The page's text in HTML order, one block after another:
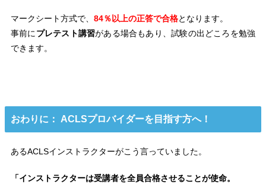
マークシート方式で、 84％以上の正答で合格となります。
事前に プレテスト講習がある場合もあり、試験の出どころを勉強
できます。
おわりに： ACLSプロバイダーを目指す方へ！
あるACLSインストラクターがこう言っていました。
「インストラクターは受講者を全員合格させることが使命。